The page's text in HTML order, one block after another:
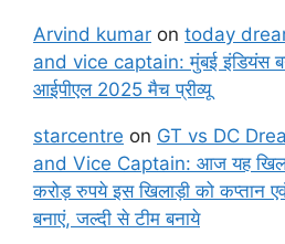
Arvind kumar on today
and vice captain: मुंबई इंडियंस
आईपीएल 2025 मैच प्रीव्यू
starcentre on GT vs DC
and Vice Captain: आज यह
करोड़ रुपये इस खिलाड़ी को कप्तान
बनाएं, जल्दी से टीम बनाये